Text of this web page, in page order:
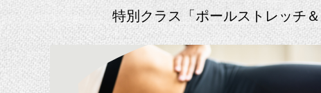
特別クラス「ポールストレッチ＆